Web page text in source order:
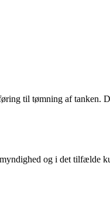
til tømning af tanken.
og i det tilfælde